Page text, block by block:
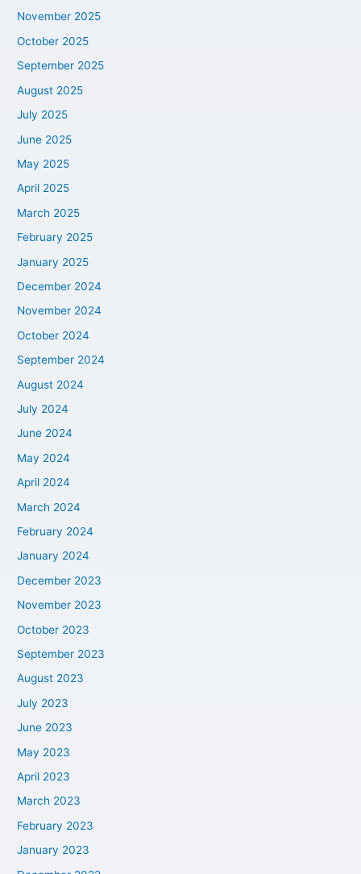
November 2025
October 2025
September 2025
August 2025
July 2025
June 2025
May 2025
April 2025
March 2025
February 2025
January 2025
December 2024
November 2024
October 2024
September 2024
August 2024
July 2024
June 2024
May 2024
April 2024
March 2024
February 2024
January 2024
December 2023
November 2023
October 2023
September 2023
August 2023
July 2023
June 2023
May 2023
April 2023
March 2023
February 2023
January 2023